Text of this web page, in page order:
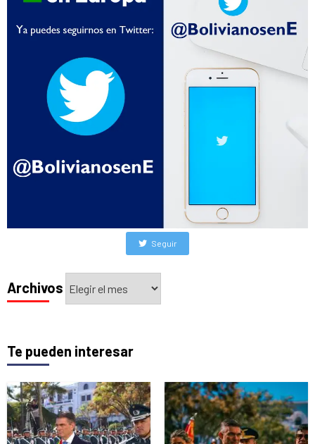
Seguir
Archivos
Archivos
Te pueden interesar